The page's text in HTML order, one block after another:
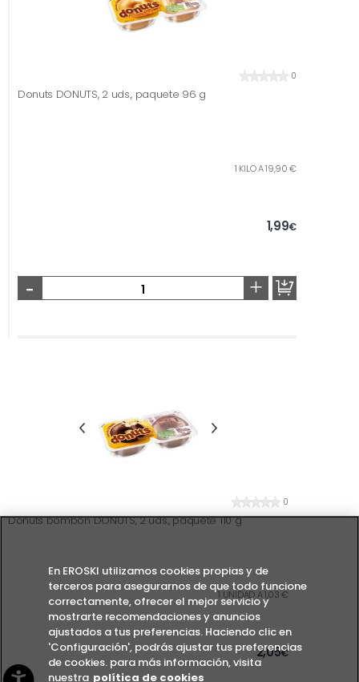
0
Donuts DONUTS, 2 uds., paquete 96 g
1 KILO A 19,90 €
1,99€
- +
0
Donuts bombón DONUTS, 2 uds., paquete 110 g
1 UNIDAD A 1,03 €
2,05€
En EROSKI utilizamos cookies propias y de
terceros para asegurarnos de que todo funcione
correctamente, ofrecer el mejor servicio y
mostrarte recomendaciones y anuncios
ajustados a tus preferencias. Haciendo clic en
'Configuración', podrás ajustar tus preferencias
de cookies. para más información, visita
nuestra política de cookies